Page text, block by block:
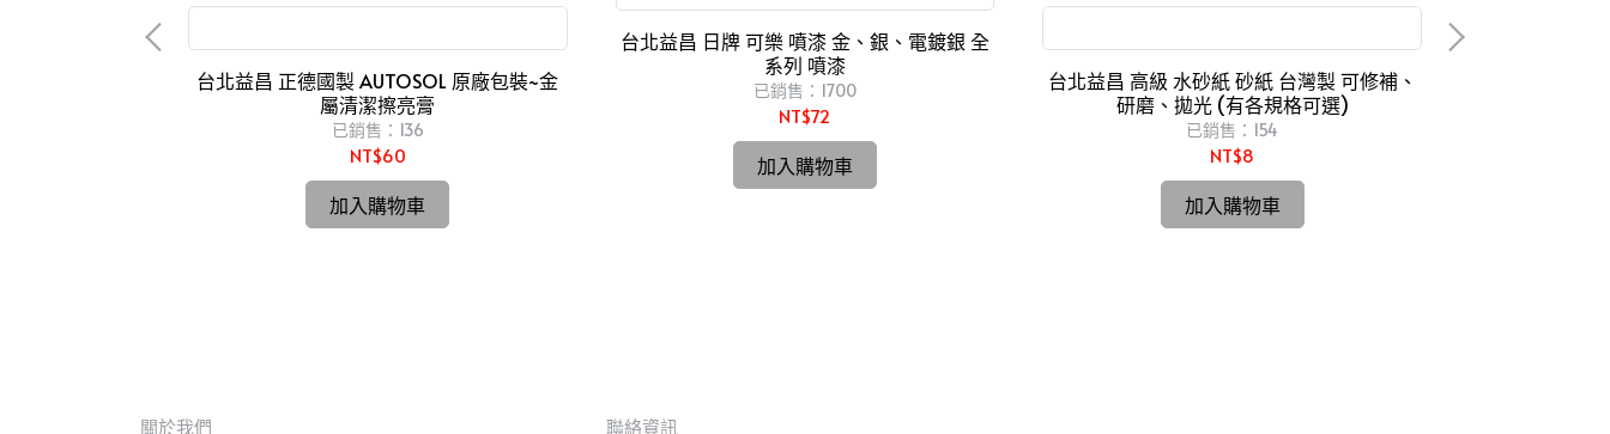
台北益昌 正德國製 AUTOSOL 原廠包裝~金
屬清潔擦亮膏
已銷售：136
NT$60
加入購物車
台北益昌 日牌 可樂 噴漆 金、銀、電鍍銀 全
系列 噴漆
已銷售：1700
NT$72
加入購物車
台北益昌 高級 水砂紙 砂紙 台灣製 可修補、
研磨、拋光 (有各規格可選)
已銷售：154
NT$8
加入購物車
關於我們 聯絡資訊